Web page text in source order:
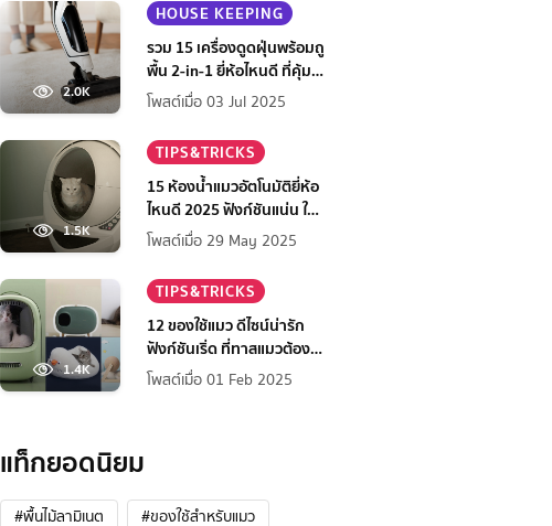
2.0K
HOUSE KEEPING
รวม 15 เครื่องดูดฝุ่นพร้อมถู
พื้น 2-in-1 ยี่ห้อไหนดี ที่คุ้ม
ที่สุดในปี 2568
โพสต์เมื่อ 03 Jul 2025
1.5K
TIPS&TRICKS
15 ห้องน้ำแมวอัตโนมัติยี่ห้อ
ไหนดี 2025 ฟังก์ชันแน่น ใช้
สบาย สะอาดง่าย เจ้าของ
โพสต์เมื่อ 29 May 2025
1.4K
TIPS&TRICKS
12 ของใช้แมว ดีไซน์น่ารัก
ฟังก์ชันเริ่ด ที่ทาสแมวต้องมี
ไว้มัดใจเจ้านาย
โพสต์เมื่อ 01 Feb 2025
แท็กยอดนิยม
#พื้นไม้ลามิเนต
#ของใช้สำหรับแมว